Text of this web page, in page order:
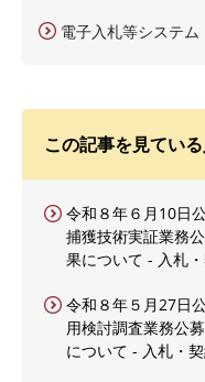
電子入札等システム
この記事を見てい
令和８年６月10日
捕獲技術実証業務
果について - 入札
令和８年５月27日
用検討調査業務公
について - 入札・